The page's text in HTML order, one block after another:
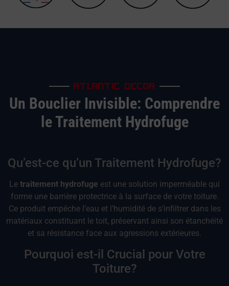
ATLANTIC DECOR
Un Bouclier Invisible: Comprendre
le Traitement Hydrofuge
Qu’est-ce qu’un Traitement Hydrofuge?
Le traitement hydrofuge est une solution imperméable qui
forme une barrière protectrice à la surface de votre toiture.
Ce produit empêche l’eau et l’humidité de s’infiltrer dans les
matériaux constituant le toit, préservant ainsi son étanchéité
et sa résistance face aux agressions extérieures.
Pourquoi est-il Crucial pour Votre
Toiture?